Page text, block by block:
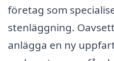
företag som
stenläggning.
anlägga en ny